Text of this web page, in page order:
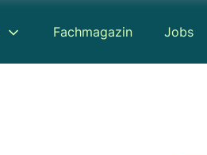
Fachmagazin Jobs